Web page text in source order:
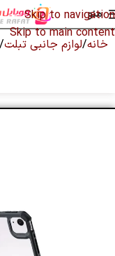
Skip to navigation
Skip to main content
منو
خانه لوازم جانبی تبلت